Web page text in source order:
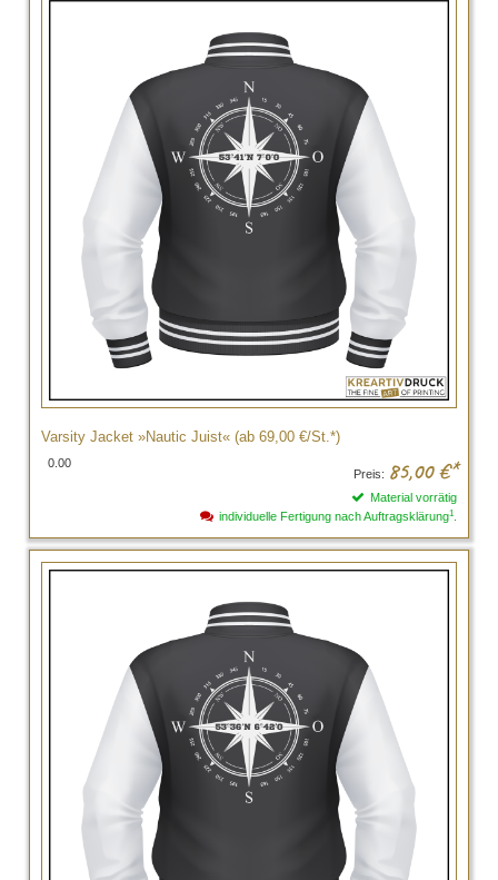
Varsity Jacket »Nautic Juist« (ab 69,00 €/St.*)
0.00
Preis: 85,00 €*
Material vorrätig
individuelle Fertigung nach Auftragsklärung1